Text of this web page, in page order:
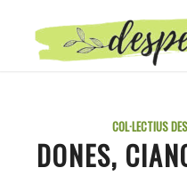
COL·LECTIUS
DONES,